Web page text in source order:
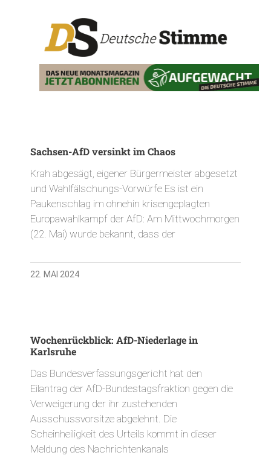
Sachsen-AfD versinkt im Chaos
Krah abgesägt, eigener Bürgermeister abgesetzt
und Wahlfälschungs-Vorwürfe Es ist ein
Paukenschlag im ohnehin krisengeplagten
Europawahlkampf der AfD: Am Mittwochmorgen
(22. Mai) wurde bekannt, dass der
22. MAI 2024
Wochenrückblick: AfD-Niederlage in
Karlsruhe
Das Bundesverfassungsgericht hat den
Eilantrag der AfD-Bundestagsfraktion gegen die
Verweigerung der ihr zustehenden
Ausschussvorsitze abgelehnt. Die
Scheinheiligkeit des Urteils kommt in dieser
Meldung des Nachrichtenkanals